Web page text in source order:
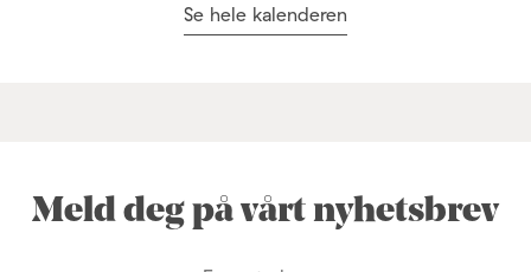
Se hele kalenderen
Meld deg på vårt nyhetsbrev